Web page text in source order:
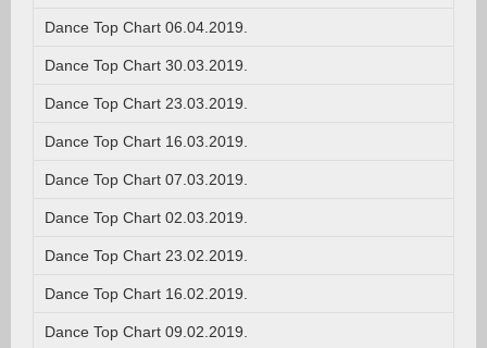
Dance Top Chart 06.04.2019.
Dance Top Chart 30.03.2019.
Dance Top Chart 23.03.2019.
Dance Top Chart 16.03.2019.
Dance Top Chart 07.03.2019.
Dance Top Chart 02.03.2019.
Dance Top Chart 23.02.2019.
Dance Top Chart 16.02.2019.
Dance Top Chart 09.02.2019.